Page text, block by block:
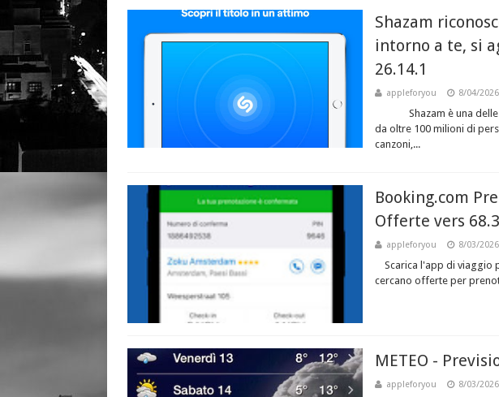
Shazam
intorno a te, si
26.14.1
appleforyou 8/04/
Shazam è una delle
da oltre 100 milioni di
canzoni,...
Booking.com
Offerte vers
appleforyou 8/03/
Scarica l'app di viaggio
cercano offerte per
METEO -
appleforyou 8/03/